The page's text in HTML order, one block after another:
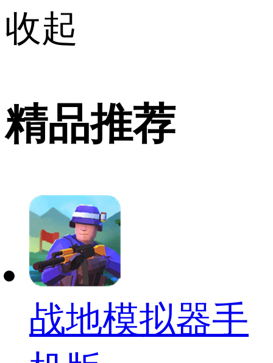
收起
精品推荐
战地模拟器手